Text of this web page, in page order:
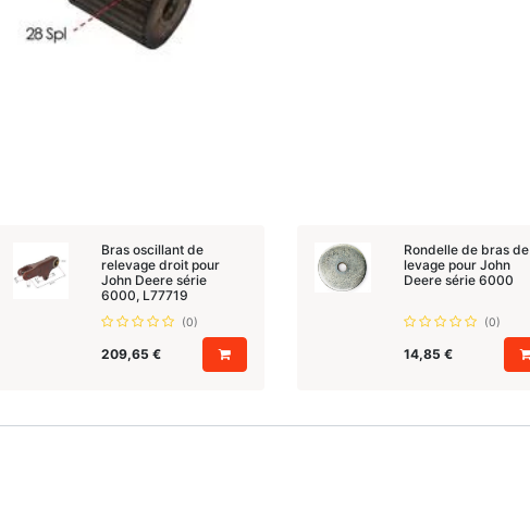
Bras oscillant de
relevage droit pour
John Deere série
6000, L77719
(0)
209,65 €
Rondelle de bras de
levage pour John
Deere série 6000
(0)
14,85 €